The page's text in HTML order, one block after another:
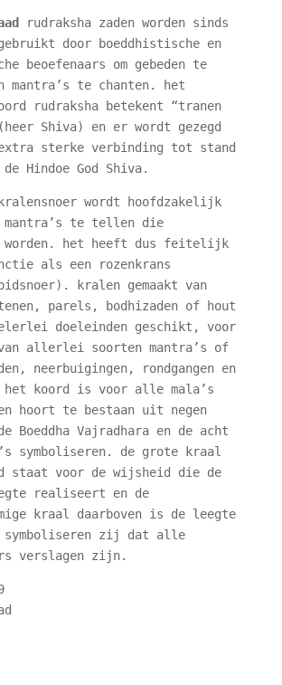
rudraksha zaden worden sinds
door boeddhistische en
beoefenaars om gebeden te
mantra’s te chanten. het
rudraksha betekent “tranen
Shiva) en er wordt gezegd
sterke verbinding tot stand
de Hindoe God Shiva.
wordt hoofdzakelijk
mantra’s te tellen die
worden. het heeft dus feitelijk
als een rozenkrans
kralen gemaakt van
parels, bodhizaden of hout
doeleinden geschikt, voor
allerlei soorten mantra’s of
neerbuigingen, rondgangen en
koord is voor alle mala’s
hoort te bestaan uit negen
Boeddha Vajradhara en de acht
symboliseren. de grote kraal
staat voor de wijsheid die de
realiseert en de
kraal daarboven is de leegte
symboliseren zij dat alle
verslagen zijn.